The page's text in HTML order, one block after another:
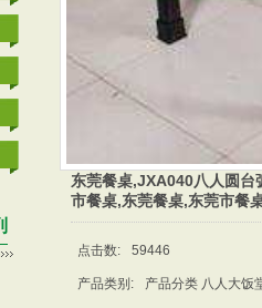
篮球场施工厂家,惠州篮球
深圳网球场,深圳网球场地
东莞餐桌,JXA040八人圆台
市餐桌,东莞餐桌,东莞市餐
点击数: 59446
产品类别: 产品分类 八人大饭